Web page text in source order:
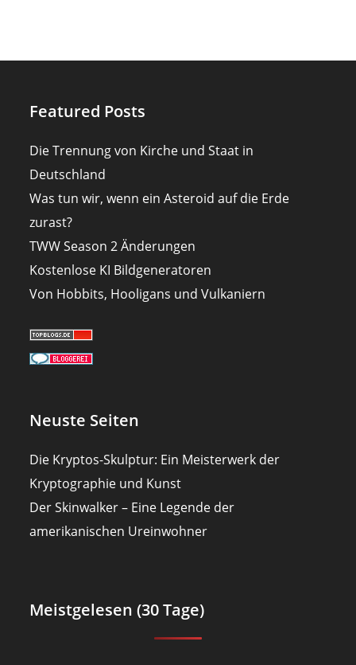
Featured Posts
Die Trennung von Kirche und Staat in
Deutschland
Was tun wir, wenn ein Asteroid auf die Erde
zurast?
TWW Season 2 Änderungen
Kostenlose KI Bildgeneratoren
Von Hobbits, Hooligans und Vulkaniern
Neuste Seiten
Die Kryptos-Skulptur: Ein Meisterwerk der
Kryptographie und Kunst
Der Skinwalker – Eine Legende der
amerikanischen Ureinwohner
Meistgelesen (30 Tage)